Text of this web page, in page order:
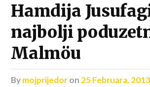
Hamdija
najbolji
Malmöu
bymojprijedoron 25 Februara, 2013